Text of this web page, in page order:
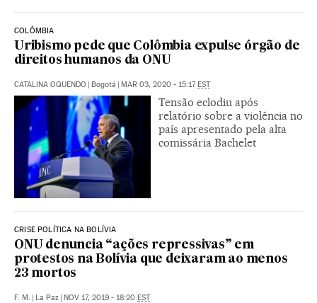
COLÔMBIA
Uribismo pede que Colômbia expulse órgão de
direitos humanos da ONU
CATALINA OQUENDO | Bogotá | MAR 03, 2020 - 15:17EST
Tensão eclodiu após
relatório sobre a violência no
país apresentado pela alta
comissária Bachelet
CRISE POLÍTICA NA BOLÍVIA
ONU denuncia “ações repressivas” em
protestos na Bolívia que deixaram ao menos
23 mortos
F. M. | La Paz | NOV 17, 2019 - 18:20 EST